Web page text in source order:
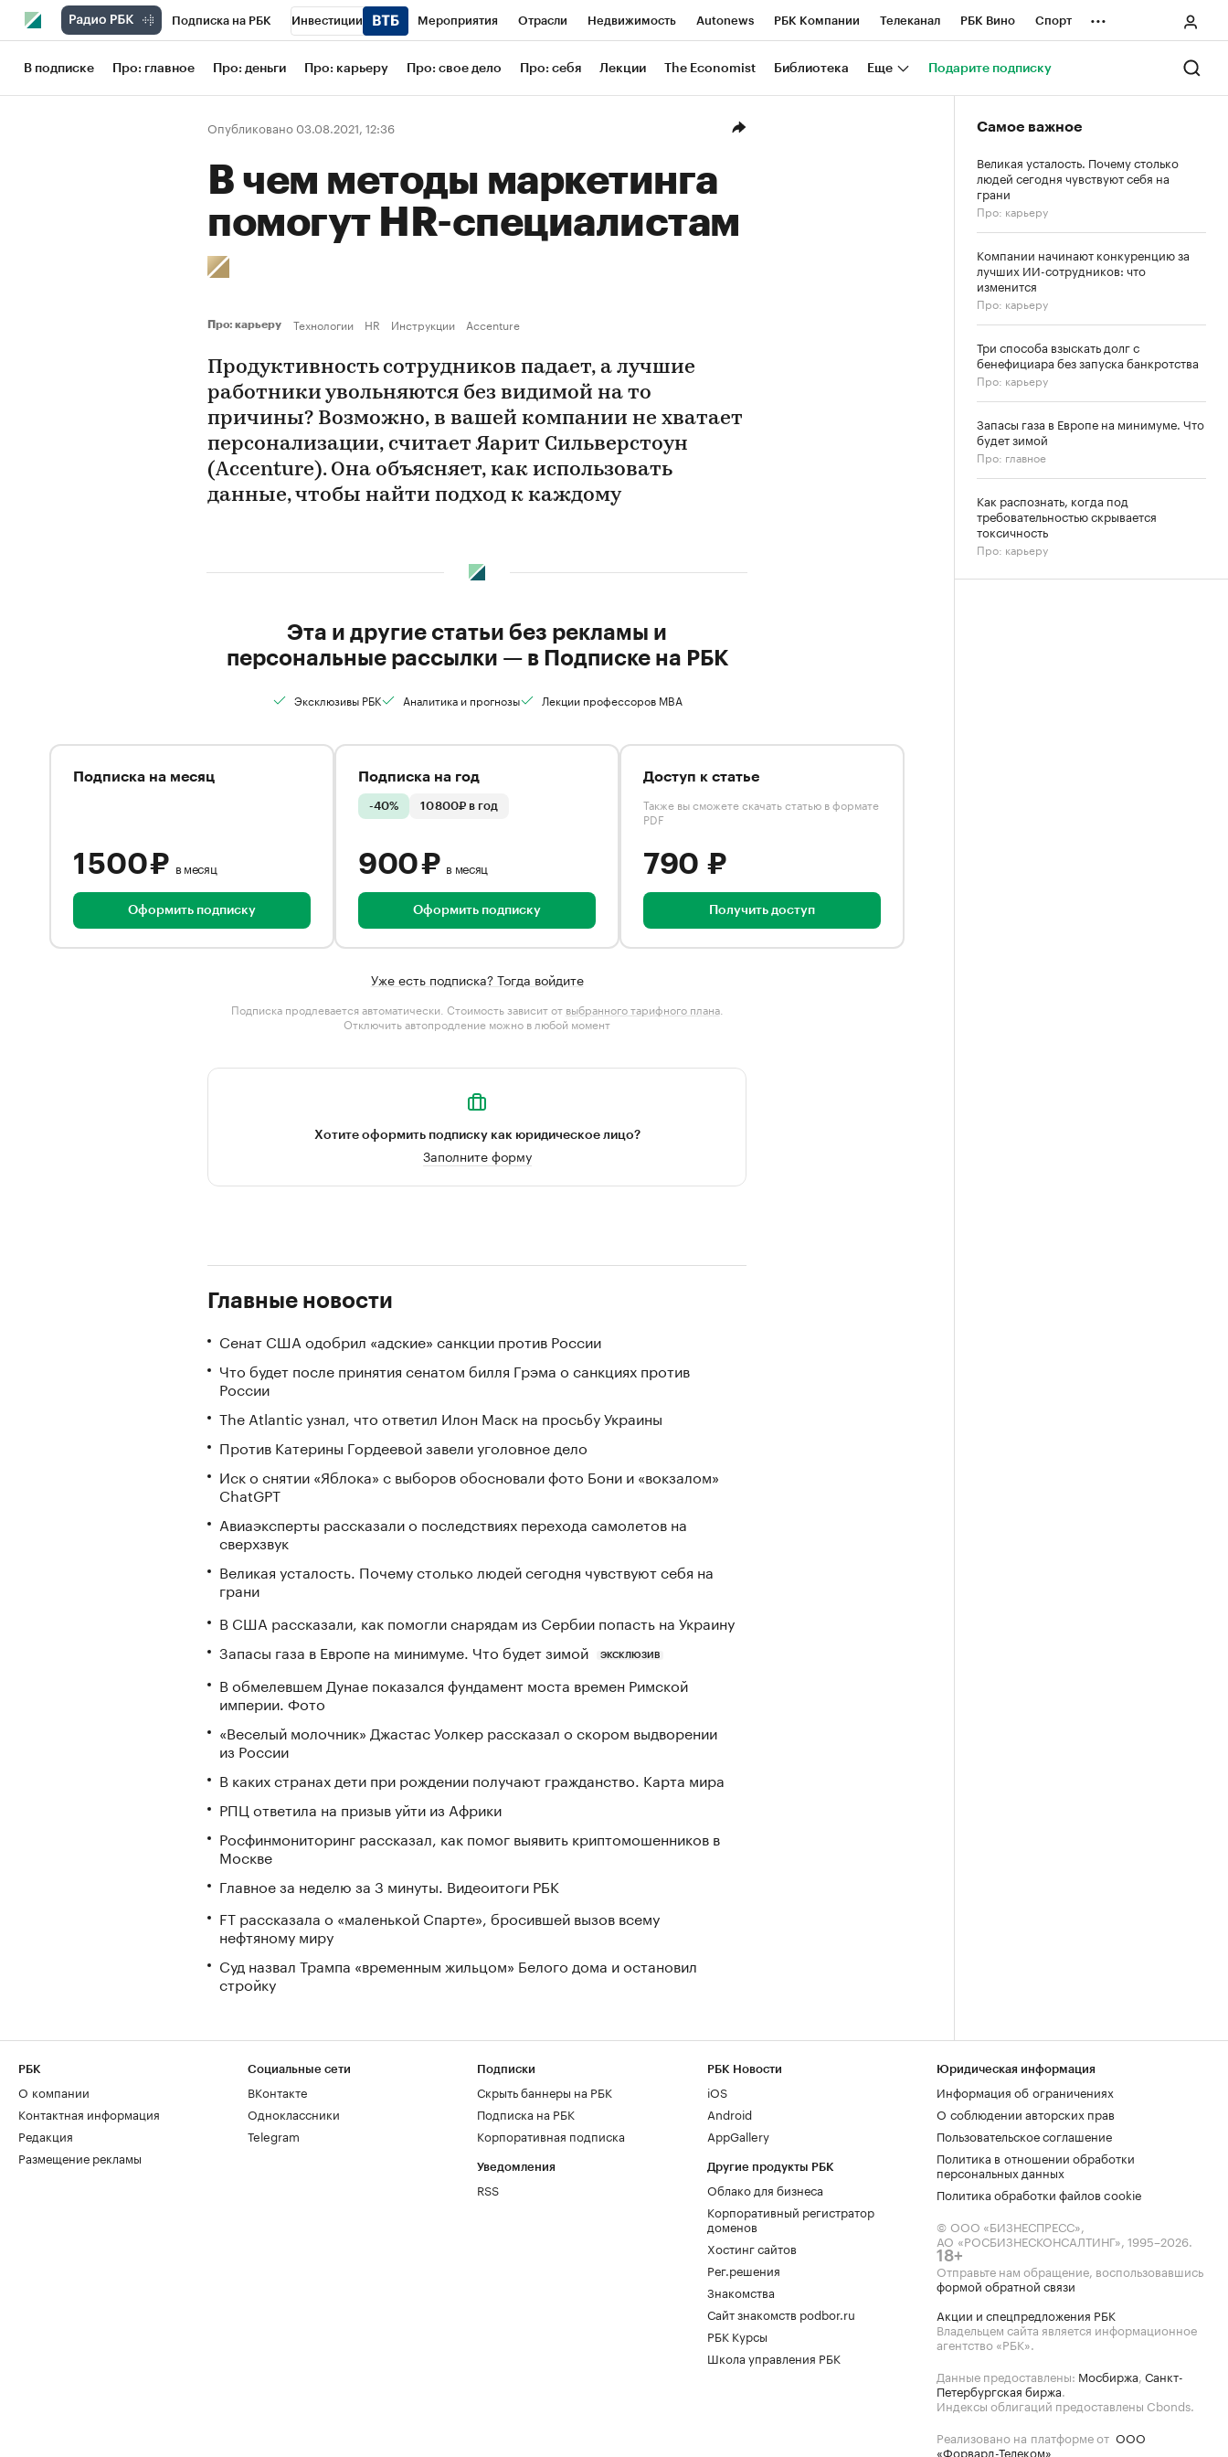
Подписка на РБК Инвестиции Мероприятия Отрасли Недвижимость Autonews РБК Компании Телеканал РБК Вино Спорт
Школа управления РБК РБК Образование РБК Life Тренды Визионеры Национальные проекты Город
Рынок наличной валюты
...
В подписке Про: главное Про: деньги Про: карьеру Про: свое дело Про: себя Лекции The Economist Библиотека Еще Подарите подписку
Опубликовано 03.08.2021, 12:36
В чем методы маркетинга
помогут HR-специалистам
Про: карьеру Технологии HR Инструкции Accenture
Продуктивность сотрудников падает, а лучшие
работники увольняются без видимой на то
причины? Возможно, в вашей компании не хватает
персонализации, считает Яарит Сильверстоун
(Accenture). Она объясняет, как использовать
данные, чтобы найти подход к каждому
Эта и другие статьи без рекламы и
персональные рассылки — в Подписке на РБК
Эксклюзивы РБК Аналитика и прогнозы Лекции профессоров MBA
Подписка на месяц
1 500 ₽ в месяц
Оформить подписку
Подписка на год
-40% 10 800₽ в год
900 ₽ в месяц
Оформить подписку
Доступ к статье
Также вы сможете скачать статью в формате
PDF
790 ₽
Получить доступ
Уже есть подписка? Тогда войдите
Подписка продлевается автоматически. Стоимость зависит от выбранного тарифного плана.
Отключить автопродление можно в любой момент
Хотите оформить подписку как юридическое лицо?
Заполните форму
Главные новости
Сенат США одобрил «адские» санкции против России
Что будет после принятия сенатом билля Грэма о санкциях против
России
The Atlantic узнал, что ответил Илон Маск на просьбу Украины
Против Катерины Гордеевой завели уголовное дело
Иск о снятии «Яблока» с выборов обосновали фото Бони и «вокзалом»
ChatGPT
Авиаэксперты рассказали о последствиях перехода самолетов на
сверхзвук
Великая усталость. Почему столько людей сегодня чувствуют себя на
грани
В США рассказали, как помогли снарядам из Сербии попасть на Украину
Запасы газа в Европе на минимуме. Что будет зимой
ЭКСКЛЮЗИВ
В обмелевшем Дунае показался фундамент моста времен Римской
империи. Фото
«Веселый молочник» Джастас Уолкер рассказал о скором выдворении
из России
В каких странах дети при рождении получают гражданство. Карта мира
РПЦ ответила на призыв уйти из Африки
Росфинмониторинг рассказал, как помог выявить криптомошенников в
Москве
Главное за неделю за 3 минуты. Видеоитоги РБК
FT рассказала о «маленькой Спарте», бросившей вызов всему
нефтяному миру
Суд назвал Трампа «временным жильцом» Белого дома и остановил
стройку
Самое важное
Великая усталость. Почему столько
людей сегодня чувствуют себя на
грани
Про: карьеру
Компании начинают конкуренцию за
лучших ИИ-сотрудников: что
изменится
Про: карьеру
Три способа взыскать долг с
бенефициара без запуска банкротства
Про: карьеру
Запасы газа в Европе на минимуме. Что
будет зимой
Про: главное
Как распознать, когда под
требовательностью скрывается
токсичность
Про: карьеру
РБК
О компании
Контактная информация
Редакция
Размещение рекламы
Социальные сети
ВКонтакте
Одноклассники
Telegram
Подписки
Скрыть баннеры на РБК
Подписка на РБК
Корпоративная подписка
Уведомления
RSS
РБК Новости
iOS
Android
AppGallery
Другие продукты РБК
Облако для бизнеса
Корпоративный регистратор
доменов
Хостинг сайтов
Рег.решения
Знакомства
Сайт знакомств podbor.ru
РБК Курсы
Школа управления РБК
Юридическая информация
Информация об ограничениях
О соблюдении авторских прав
Пользовательское соглашение
Политика в отношении обработки
персональных данных
Политика обработки файлов cookie
© ООО «БИЗНЕСПРЕСС»,
АО «РОСБИЗНЕСКОНСАЛТИНГ», 1995–2026.
18+
Отправьте нам обращение, воспользовавшись
формой обратной связи
Акции и спецпредложения РБК
Владельцем сайта является информационное
агентство «РБК».
Данные предоставлены: Мосбиржа, Санкт-
Петербургская биржа.
Индексы облигаций предоставлены Cbonds.
Реализовано на платформе от ООО
«Форвард-Телеком»